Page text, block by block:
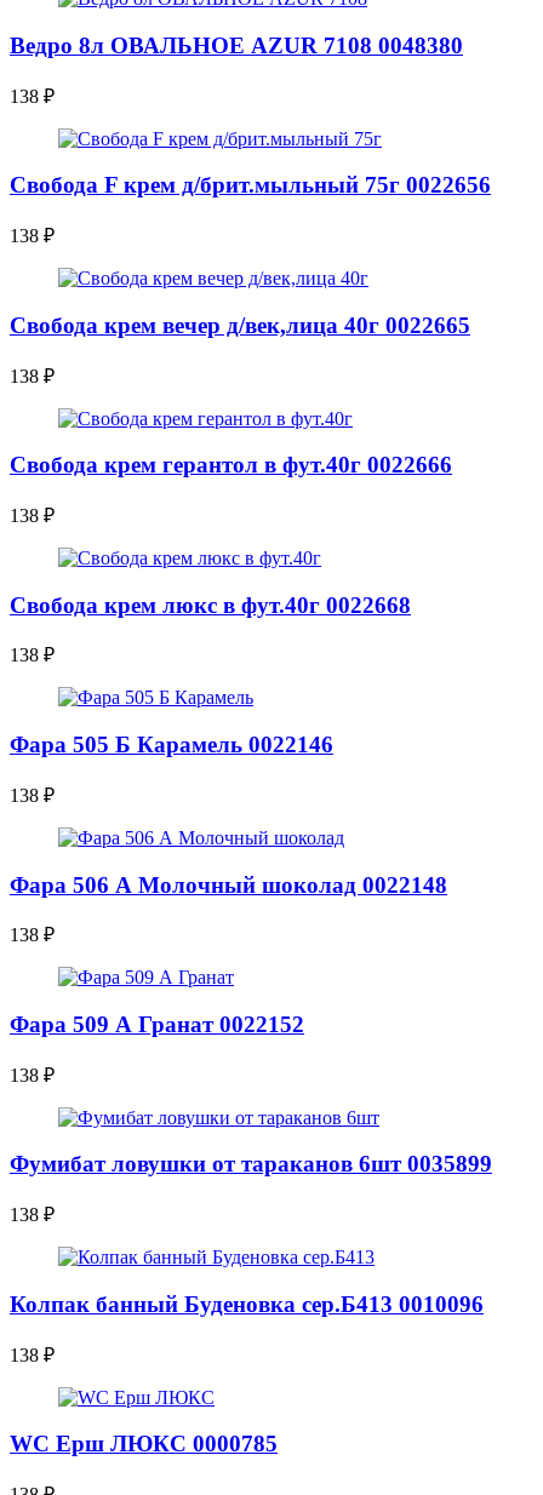
Ведро 8л ОВАЛЬНОЕ AZUR 7108 0048380
138 ₽
Свобода F крем д/брит.мыльный 75г 0022656
138 ₽
Свобода крем вечер д/век,лица 40г 0022665
138 ₽
Свобода крем герантол в фут.40г 0022666
138 ₽
Свобода крем люкс в фут.40г 0022668
138 ₽
Фара 505 Б Карамель 0022146
138 ₽
Фара 506 А Молочный шоколад 0022148
138 ₽
Фара 509 А Гранат 0022152
138 ₽
Фумибат ловушки от тараканов 6шт 0035899
138 ₽
Колпак банный Буденовка сер.Б413 0010096
138 ₽
WC Ерш ЛЮКС 0000785